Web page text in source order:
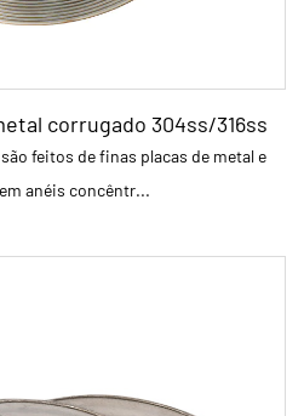
corrugado 304ss/316ss
feitos de finas placas de metal e
anéis concêntr...